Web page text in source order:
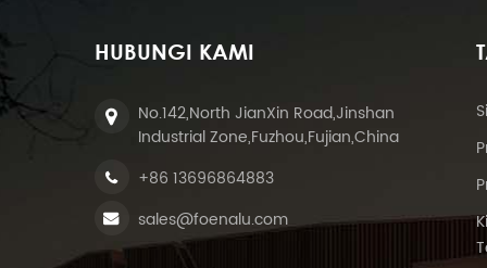
HUBUNGI KAMI
No.142,North JianXin Road,Jinshan
Industrial Zone,Fuzhou,Fujian,China
+86 13696864883
sales@foenalu.com